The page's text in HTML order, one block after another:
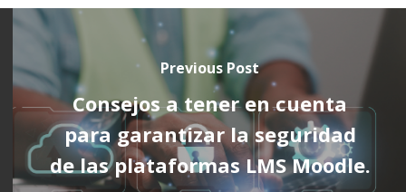
Previous Post
Consejos a tener en cuenta
para garantizar la seguridad
de las plataformas LMS Moodle.